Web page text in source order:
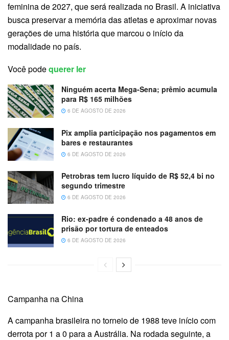
feminina de 2027, que será realizada no Brasil. A iniciativa
busca preservar a memória das atletas e aproximar novas
gerações de uma história que marcou o início da
modalidade no país.
Você podequerer ler
Ninguém acerta Mega-Sena; prêmio acumula
para R$ 165 milhões
6 DE AGOSTO DE 2026
Pix amplia participação nos pagamentos em
bares e restaurantes
6 DE AGOSTO DE 2026
Petrobras tem lucro líquido de R$ 52,4 bi no
segundo trimestre
6 DE AGOSTO DE 2026
Rio: ex-padre é condenado a 48 anos de
prisão por tortura de enteados
6 DE AGOSTO DE 2026
Campanha na China
A campanha brasileira no torneio de 1988 teve início com
derrota por 1 a 0 para a Austrália. Na rodada seguinte, a